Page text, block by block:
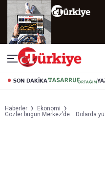
SON DAKİKA
Haberler
Ekonomi
Gözler bugün Merkez’de… Dolarda